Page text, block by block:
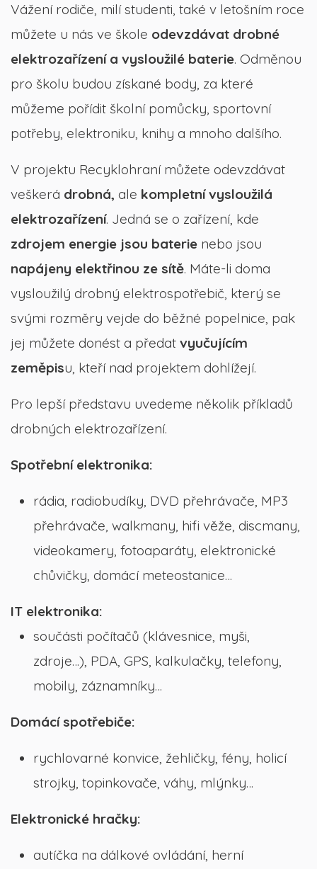
Vážení rodiče, milí studenti, také v letošním roce
můžete u nás ve škole odevzdávat drobné
elektrozařízení a vysloužilé baterie. Odměnou
pro školu budou získané body, za které
můžeme pořídit školní pomůcky, sportovní
potřeby, elektroniku, knihy a mnoho dalšího.
V projektu Recyklohraní můžete odevzdávat
veškerá drobná, ale kompletní vysloužilá
elektrozařízení. Jedná se o zařízení, kde
zdrojem energie jsou baterie nebo jsou
napájeny elektřinou ze sítě. Máte-li doma
vysloužilý drobný elektrospotřebič, který se
svými rozměry vejde do běžné popelnice, pak
jej můžete donést a předat vyučujícím
zeměpisu, kteří nad projektem dohlížejí.
Pro lepší představu uvedeme několik příkladů
drobných elektrozařízení.
Spotřební elektronika:
rádia, radiobudíky, DVD přehrávače, MP3
přehrávače, walkmany, hifi věže, discmany,
videokamery, fotoaparáty, elektronické
chůvičky, domácí meteostanice…
IT elektronika:
součásti počítačů (klávesnice, myši,
zdroje…), PDA, GPS, kalkulačky, telefony,
mobily, záznamníky…
Domácí spotřebiče:
rychlovarné konvice, žehličky, fény, holicí
strojky, topinkovače, váhy, mlýnky…
Elektronické hračky:
autíčka na dálkové ovládání, herní